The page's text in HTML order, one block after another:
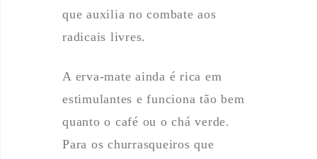
que auxilia no combate aos
radicais livres.
A erva-mate ainda é rica em
estimulantes e funciona tão bem
quanto o café ou o chá verde.
Para os churrasqueiros que